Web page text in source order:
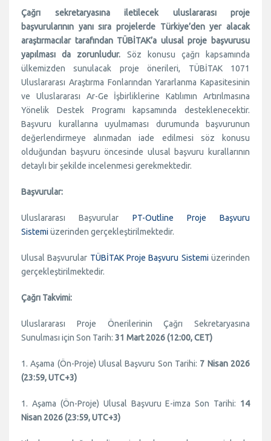
Çağrı sekretaryasına iletilecek uluslararası proje
başvurularının yanı sıra projelerde Türkiye’den yer alacak
araştırmacılar tarafından TÜBİTAK’a ulusal proje başvurusu
yapılması da zorunludur. Söz konusu çağrı kapsamında
ülkemizden sunulacak proje önerileri, TÜBİTAK 1071
Uluslararası Araştırma Fonlarından Yararlanma Kapasitesinin
ve Uluslararası Ar-Ge İşbirliklerine Katılımın Artırılmasına
Yönelik Destek Programı kapsamında desteklenecektir.
Başvuru kurallarına uyulmaması durumunda başvurunun
değerlendirmeye alınmadan iade edilmesi söz konusu
olduğundan başvuru öncesinde ulusal başvuru kurallarının
detaylı bir şekilde incelenmesi gerekmektedir.
Başvurular:
Uluslararası Başvurular PT-Outline Proje Başvuru
Sistemi üzerinden gerçekleştirilmektedir.
Ulusal Başvurular TÜBİTAK Proje Başvuru Sistemi üzerinden
gerçekleştirilmektedir.
Çağrı Takvimi:
Uluslararası Proje Önerilerinin Çağrı Sekretaryasına
Sunulması için Son Tarih: 31 Mart 2026 (12:00, CET)
1. Aşama (Ön-Proje) Ulusal Başvuru Son Tarihi: 7 Nisan 2026
(23:59, UTC+3)
1. Aşama (Ön-Proje) Ulusal Başvuru E-imza Son Tarihi: 14
Nisan 2026 (23:59, UTC+3)